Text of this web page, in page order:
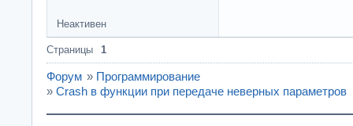
Неактивен
Страницы 1
Форум » Программирование
» Crash в функции при передаче неверных параметров